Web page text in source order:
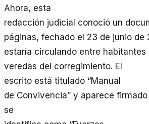
Ahora, esta
redacción judicial conoció un
páginas, fechado el 23 de junio de
estaría circulando entre habitantes
veredas del corregimiento. El
escrito está titulado “Manual
de Convivencia” y aparece
se